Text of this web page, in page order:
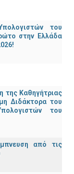
του
στην Ελλάδα
της Καθηγήτριας
Διδάκτορα του
του
από τις